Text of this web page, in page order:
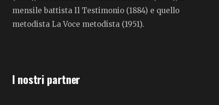
mensile battista Il Testimonio (1884) e quello
metodista La Voce metodista (1951).
I nostri partner